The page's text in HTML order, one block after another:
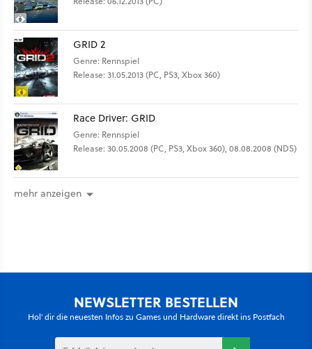
GRID 2
Genre: Rennspiel
Release: 31.05.2013 (PC, PS3, Xbox 360)
Race Driver: GRID
Genre: Rennspiel
Release: 30.05.2008 (PC, PS3, Xbox 360), 08.08.2008 (NDS)
mehr anzeigen
NEWSLETTER BESTELLEN
Hol' dir die neuesten Infos zu Games und Hardware direkt ins Postfach